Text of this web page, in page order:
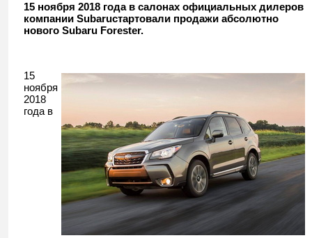
15 ноября 2018 года в салонах официальных дилеров
компании Subaruстартовали продажи абсолютно
нового Subaru Forester.
15
ноября
2018
года в